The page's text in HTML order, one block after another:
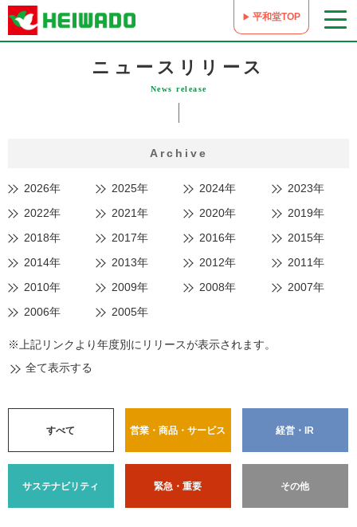
平和堂TOP
ニュースリリース
News release
Archive
2026年 2025年 2024年
2023年
2022年
2021年 2020年
2019年
2018年
2017年 2016年
2015年
2014年
2013年 2012年
2011年
2010年
2009年 2008年
2007年
2006年
2005年
※上記リンクより年度別にリリースが表示されます。
全て表示する
すべて 営業・商品・サービス 経営・IR
サステナビリティ 緊急・重要 その他